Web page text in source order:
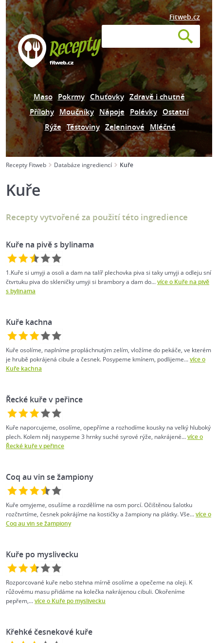
Fitweb.cz
Maso Pokrmy Chuťovky Zdravě i chutně
Přílohy Moučníky Nápoje Polévky Ostatní
Rýže Těstoviny Zeleninové Mléčné
Recepty Fitweb Databáze ingrediencí Kuře
Kuře
Recepty vytvořené za použití této ingredience
Kuře na pivě s bylinama
1.Kuře si umyji a osoli a dam na talíř plechovka piva si taky umyji a odleju sní
čtvrtuku piva do skleničky umyji si brambory a dam do...více o Kuře na pivě
s bylinama
Kuře kachna
Kuře osolíme, naplníme propláchnutým zelím, vložíme do pekáče, ve kterém
je hrubě pokrájená cibule a česnek. Posypeme kmínem, podlijeme...více o
Kuře kachna
Řecké kuře v peřince
Kuře naporcujeme, osolíme, opepříme a rozhodíme kousky na velký hluboký
plech. Kolem něj nasypeme 3 hrnky suché syrové rýže, nakrájené...více o
Řecké kuře v peřince
Coq au vin se žampiony
Kuře omyjeme, osušíme a rozdělíme na osm porcí. Očištěnou šalotku
rozčtvrtíme, česnek pokrájíme na kostičky a žampiony na plátky. Vše...více o
Coq au vin se žampiony
Kuře po myslivecku
Rozporcované kuře nebo stehna mírně osolíme a opečeme na oleji. K
růžovému masu přidáme na kolečka nakrájenou cibuli. Okořeníme
pepřem,...více o Kuře po myslivecku
Křehké česnekové kuře